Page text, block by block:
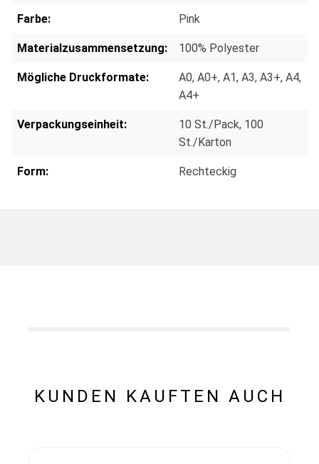
Farbe: Pink
Materialzusammensetzung: 100% Polyester
Mögliche Druckformate: A0, A0+, A1, A3, A3+, A4,
A4+
Verpackungseinheit: 10 St./Pack, 100
St./Karton
Form: Rechteckig
KUNDEN KAUFTEN AUCH